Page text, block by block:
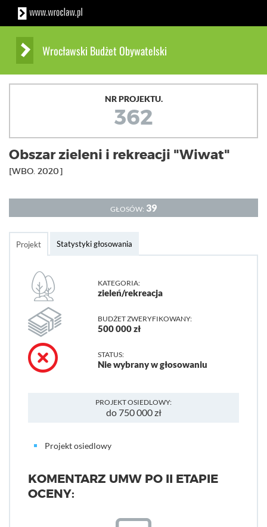
Wrocławski Budżet Obywatelski
NR PROJEKTU.
362
Obszar zieleni i rekreacji "Wiwat"
[WBO. 2020]
GŁOSÓW: 39
Projekt Statystyki głosowania
KATEGORIA:
zieleń/rekreacja
BUDŻET ZWERYFIKOWANY:
500 000 zł
STATUS:
Nie wybrany w głosowaniu
PROJEKT OSIEDLOWY:
do 750 000 zł
Projekt osiedlowy
KOMENTARZ UMW PO II ETAPIE
OCENY: